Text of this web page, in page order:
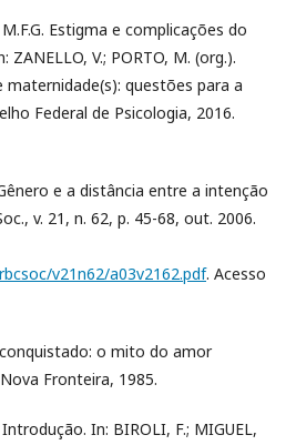
Estigma e complicações do
V.; PORTO, M. (org.).
questões para a
Federal de Psicologia, 2016.
Gênero e a distância entre a intenção
v. 21, n. 62, p. 45-68, out. 2006.
v21n62/a03v2162.pdf. Acesso
o mito do amor
Fronteira, 1985.
In: BIROLI, F.; MIGUEL,